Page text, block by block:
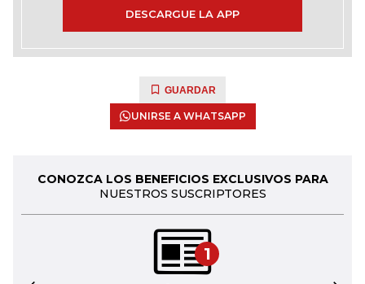
DESCARGUE LA APP
GUARDAR
UNIRSE A WHATSAPP
CONOZCA LOS BENEFICIOS EXCLUSIVOS PARA
NUESTROS SUSCRIPTORES
1